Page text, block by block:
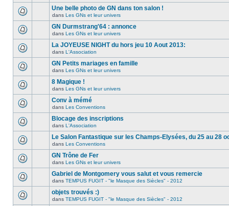
Une belle photo de GN dans ton salon !
dans Les GNs et leur univers
GN Durmstrang'64 : annonce
dans Les GNs et leur univers
La JOYEUSE NIGHT du hors jeu 10 Aout 2013:
dans L'Association
GN Petits mariages en famille
dans Les GNs et leur univers
8 Magique !
dans Les GNs et leur univers
Conv à mémé
dans Les Conventions
Blocage des inscriptions
dans L'Association
Le Salon Fantastique sur les Champs-Elysées, du 25 au 28
dans Les Conventions
GN Trône de Fer
dans Les GNs et leur univers
Gabriel de Montgomery vous salut et vous remercie
dans TEMPUS FUGIT - "le Masque des Siècles" - 2012
objets trouvés :)
dans TEMPUS FUGIT - "le Masque des Siècles" - 2012